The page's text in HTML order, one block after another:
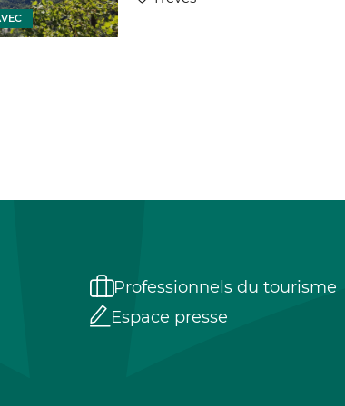
Professionnels du tourisme
Espace presse